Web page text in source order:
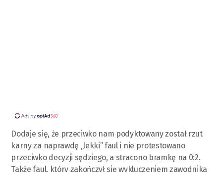
Dodaje się, że przeciwko nam podyktowany został rzut
karny za naprawdę „lekki” faul i nie protestowano
przeciwko decyzji sędziego, a stracono bramkę na 0:2.
Także faul, który zakończył się wykluczeniem zawodnika